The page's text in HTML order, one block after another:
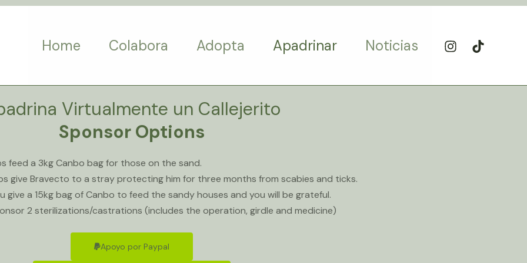
Home Colabora Adopta Apadrinar Noticias
Virtualmente un Callejerito
Sponsor Options
feed a 3kg Canbo bag for those on the sand.
give Bravecto to a stray protecting him for three months from scabies and ticks.
give a 15kg bag of Canbo to feed the sandy houses and you will be grateful.
2 sterilizations/castrations (includes the operation, girdle and medicine)
Apoyo por Paypal